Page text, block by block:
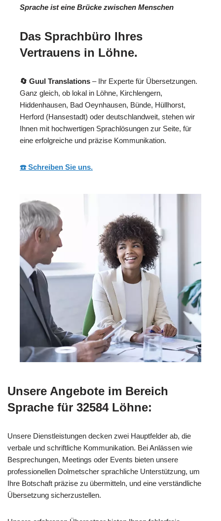
Sprache ist eine Brücke zwischen Menschen
Das Sprachbüro Ihres
Vertrauens in Löhne.
🔄 Guul Translations – Ihr Experte für Übersetzungen.
Ganz gleich, ob lokal in Löhne, Kirchlengern,
Hiddenhausen, Bad Oeynhausen, Bünde, Hüllhorst,
Herford (Hansestadt) oder deutschlandweit, stehen wir
Ihnen mit hochwertigen Sprachlösungen zur Seite, für
eine erfolgreiche und präzise Kommunikation.
☎️ Schreiben Sie uns.
Unsere Angebote im Bereich
Sprache für 32584 Löhne:
Unsere Dienstleistungen decken zwei Hauptfelder ab, die
verbale und schriftliche Kommunikation. Bei Anlässen wie
Besprechungen, Meetings oder Events bieten unsere
professionellen Dolmetscher sprachliche Unterstützung, um
Ihre Botschaft präzise zu übermitteln, und eine verständliche
Übersetzung sicherzustellen.